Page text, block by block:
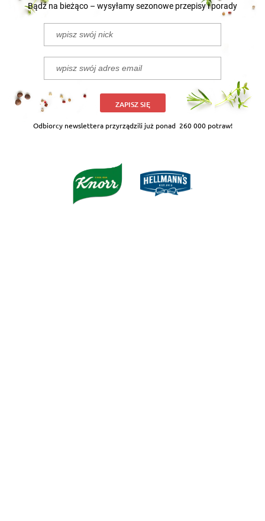
Bądź na bieżąco – wysyłamy sezonowe przepisy i porady
ZAPISZ SIĘ
Odbiorcy newslettera przyrządzili już ponad 260 000 potraw!